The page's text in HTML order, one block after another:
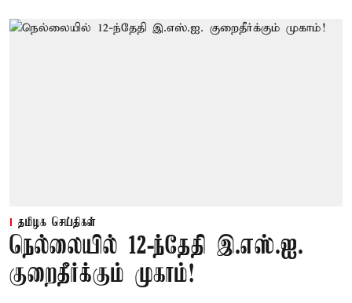
தமிழக செய்திகள்
நெல்லையில் 12-ந்தேதி இ.எஸ்.ஐ.
குறைதீர்க்கும் முகாம்!